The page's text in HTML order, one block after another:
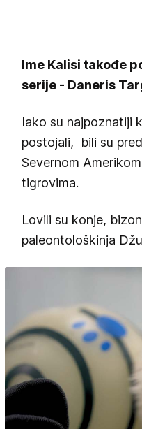
Ime Kalisi takođe
serije - Daneris
Iako su najpoznatiji
postojali, bili su
Severnom
tigrovima.
Lovili su konje,
paleontološkinja